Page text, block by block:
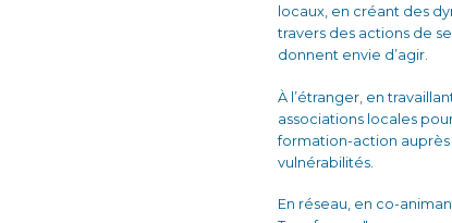
locaux, en créant des
travers des actions de
donnent envie d’agir.
À l’étranger, en
associations locales
formation-action auprès
vulnérabilités.
En réseau, en co-